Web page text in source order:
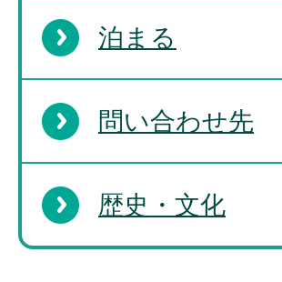
泊まる
問い合わせ先
歴史・文化